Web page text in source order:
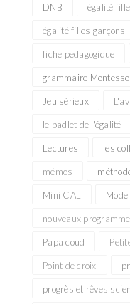
DNB égalité
égalité filles garçons
fiche pedagogique
grammaire
Jeu sérieux
le padlet de l'égalité
Lectures les
mémos
Mini CAL Mode
nouveaux
Papa coud
Point de croix
progrès et rêves